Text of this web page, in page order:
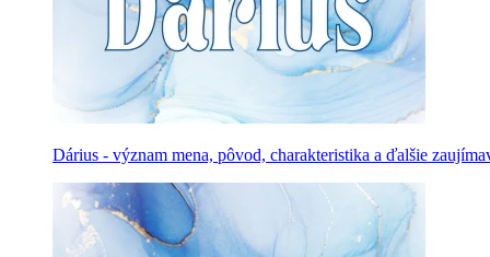
Dárius - význam mena, pôvod, charakteristika a ďalšie